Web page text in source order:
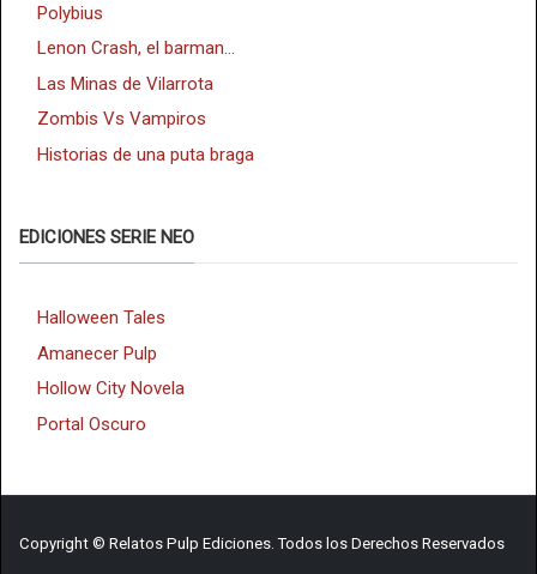
Polybius
Lenon Crash, el barman...
Las Minas de Vilarrota
Zombis Vs Vampiros
Historias de una puta braga
EDICIONES SERIE NEO
Halloween Tales
Amanecer Pulp
Hollow City Novela
Portal Oscuro
Copyright © Relatos Pulp Ediciones. Todos los Derechos Reservados